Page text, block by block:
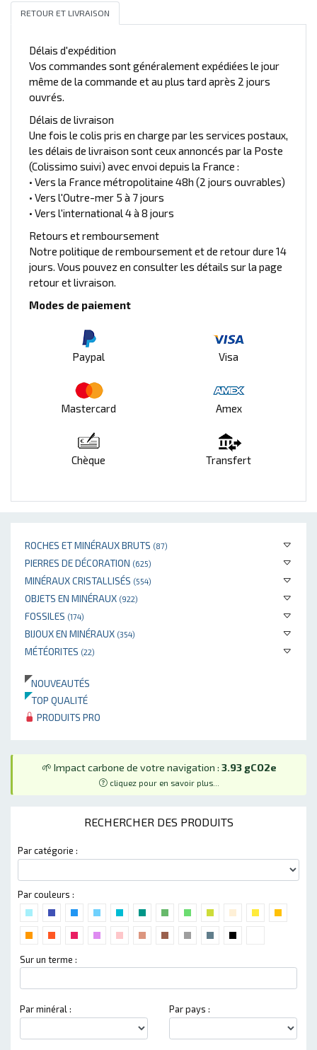
ROCHES ET MINÉRAUX BRUTS (87)
PIERRES DE DÉCORATION (625)
MINÉRAUX CRISTALLISÉS (554)
OBJETS EN MINÉRAUX (922)
FOSSILES (174)
BIJOUX EN MINÉRAUX (354)
MÉTÉORITES (22)
NOUVEAUTÉS
TOP QUALITÉ
PRODUITS PRO
🌱 Impact carbone de votre navigation : 3.93 gCO2e
cliquez pour en savoir plus...
RECHERCHER DES PRODUITS
Par catégorie :
Par couleurs :
Sur un terme :
Par minéral : Par pays :
RETOUR ET LIVRAISON
Délais d'expédition
Vos commandes sont généralement expédiées le jour
même de la commande et au plus tard après 2 jours
ouvrés.
Délais de livraison
Une fois le colis pris en charge par les services postaux,
les délais de livraison sont ceux annoncés par la Poste
(Colissimo suivi) avec envoi depuis la France :
• Vers la France métropolitaine 48h (2 jours ouvrables)
• Vers l'Outre-mer 5 à 7 jours
• Vers l'international 4 à 8 jours
Retours et remboursement
Notre politique de remboursement et de retour dure 14
jours. Vous pouvez en consulter les détails sur la page
retour et livraison.
Modes de paiement
Paypal Visa
Mastercard Amex
Chèque Transfert